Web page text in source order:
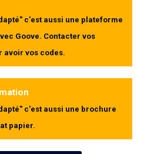
c'est aussi une plateforme
Goove. Contacter vos
avoir vos codes.
c'est aussi une brochure
papier.